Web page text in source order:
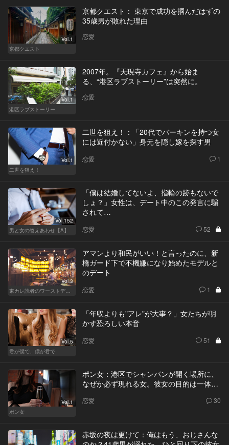
Vol.1
京都クエスト
京都クエスト： 東京で成功を掴んだはずの
35歳男が敗れた理由
恋愛
Vol.1
港区ラブストーリー
2007年。『天現寺カフェ』から始ま
る、“港区ラブストーリー”は突然に。
恋愛
Vol.1
二世を狙え！
二世を狙え！：「20代でバーキンを持つ女
には近付かない」身元を隠し嫁を探す男
恋愛 1
Vol.152
男と女の答えあわせ【A】
「僕は結婚してないよ、指輪の跡もないで
しょ？」女性は、デート中のこの発言に騙
されて…
恋愛 52
Vol.3
東カレ読者のワーストデート
アマンより和民がいい！と言ったのに、新
橋ガード下で不機嫌になり始めたモデルと
のデート
恋愛 1
Vol.5
君が僕で、僕が君で
「年収よりも"アレ"が大事？」女たちが明
かす恐ろしい本音
恋愛 51
Vol.1
ポン女
ポン女：港区でシャンパンが開く場所に、
なぜか必ず現れる女。彼女の目的は一体…
恋愛 30
赤坂の夜は更けて：俺はもう、おじさんな